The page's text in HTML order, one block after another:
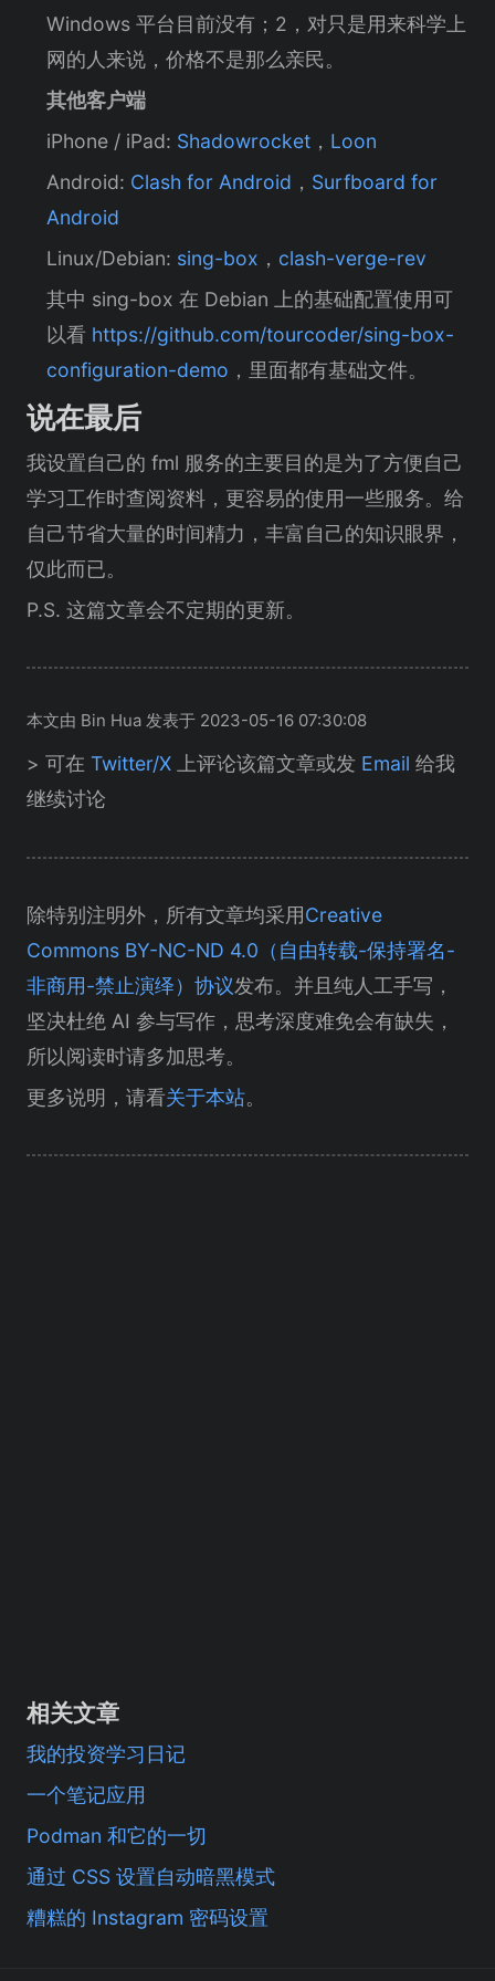
Windows 平台目前没有；2，对只是用来科学上
网的人来说，价格不是那么亲民。
其他客户端
iPhone / iPad: Shadowrocket， Loon
Android: Clash for Android ， Surfboard for
Android
Linux/Debian: sing-box ， clash-verge-rev
其中 sing-box 在 Debian 上的基础配置使用可
以看 https://github.com/tourcoder/sing-box-
configuration-demo ，里面都有基础文件。
说在最后
我设置自己的 fml 服务的主要目的是为了方便自己
学习工作时查阅资料，更容易的使用一些服务。给
自己节省大量的时间精力，丰富自己的知识眼界，
仅此而已。
P.S. 这篇文章会不定期的更新。
本文由 Bin Hua 发表于 2023-05-16 07:30:08
> 可在 Twitter/X 上评论该篇文章或发 Email 给我
继续讨论
除特别注明外，所有文章均采用Creative
Commons BY-NC-ND 4.0（自由转载-保持署名-
非商用-禁止演绎）协议发布。并且纯人工手写，
坚决杜绝 AI 参与写作，思考深度难免会有缺失，
所以阅读时请多加思考。
更多说明，请看关于本站。
相关文章
我的投资学习日记
一个笔记应用
Podman 和它的一切
通过 CSS 设置自动暗黑模式
糟糕的 Instagram 密码设置